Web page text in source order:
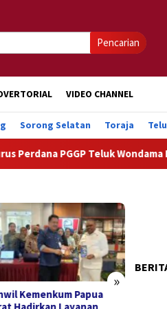
Pencarian
VIDEO CHANNEL
Sorong Selatan Toraja
PGGP Teluk Wondama
»
Kemenkum Papua